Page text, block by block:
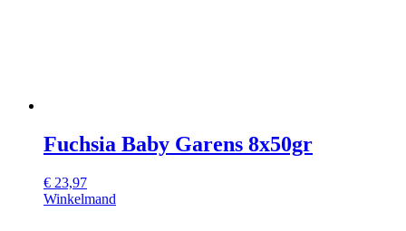
Fuchsia Baby Garens 8x50gr
€ 23,97
Winkelmand